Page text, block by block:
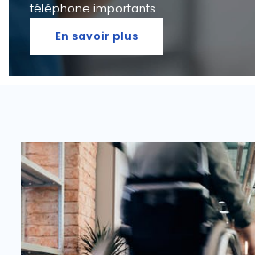
téléphone importants.
En savoir plus